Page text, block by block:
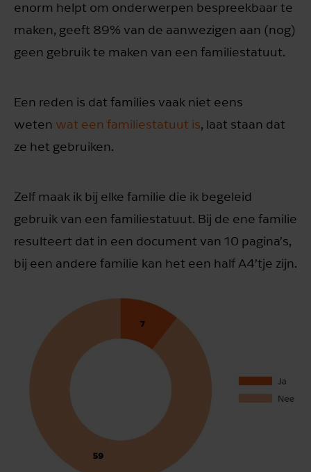
enorm helpt om onderwerpen bespreekbaar te
maken, geeft 89% van de aanwezigen aan (nog)
geen gebruik te maken van een familiestatuut.
Een reden is dat families vaak niet eens
weten wat een familiestatuut is, laat staan dat
ze het gebruiken.
Zelf maak ik bij elke familie die ik begeleid
gebruik van een familiestatuut. Bij de ene familie
resulteert dat in een document van 10 pagina’s,
bij een andere familie kan het een half A4’tje zijn.